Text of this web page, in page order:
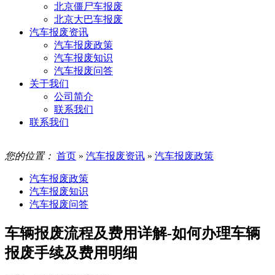
北京僵尸车报废
北京大巴车报废
汽车报废资讯
汽车报废政策
汽车报废知识
汽车报废问答
关于我们
公司简介
联系我们
联系我们
您的位置： 首页 » 汽车报废资讯 » 汽车报废政策
汽车报废政策
汽车报废知识
汽车报废问答
车辆报废流程及费用详解-如何办理车辆
报废手续及费用明细